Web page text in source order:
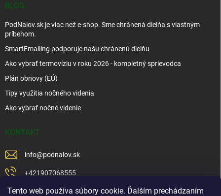
Tento web používa súbory cookie. Ďalším prechádzaním
BLOG
PodNalov.sk je viac než e-shop. Sme chránená dielňa s vlastným
príbehom.
SmartEmailing podporuje našu chránenú dielňu
Ako vybrať termovíziu v roku 2026 - kompletný sprievodca
Plán obnovy (EÚ)
Tipy využitia nočného videnia
Ako vybrať nočné videnie
KONTAKT
info@podnalov.sk
+421907068555
+421902479599